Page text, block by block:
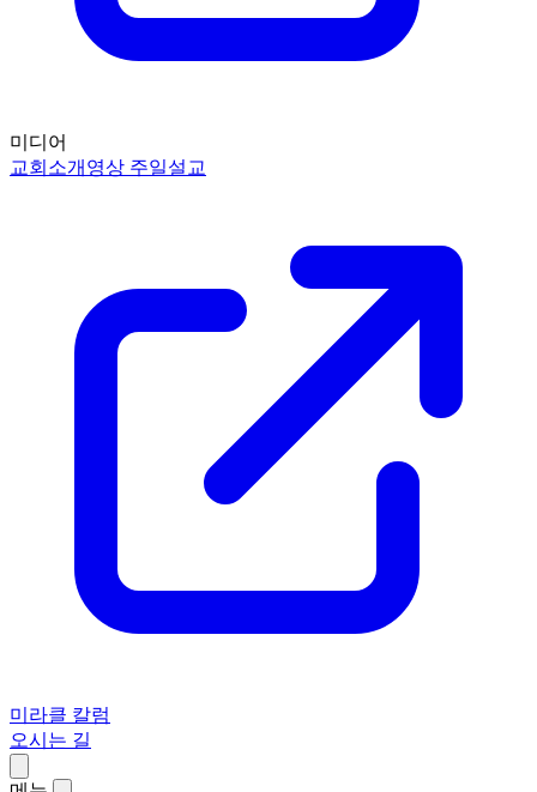
미디어
교회소개영상 주일설교
미라클 칼럼
오시는 길